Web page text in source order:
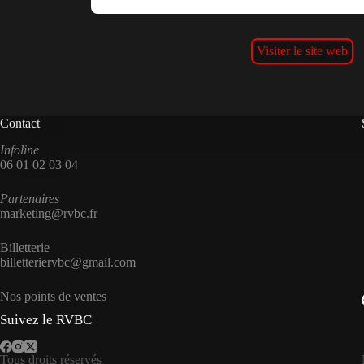
Visiter le site web
Contact
Infoline
06 01 02 03 04
Partenaires
marketing@rvbc.fr
Billetterie
billetteriervbc@gmail.com
Nos points de ventes
Suivez le RVBC
Tous droits réservés